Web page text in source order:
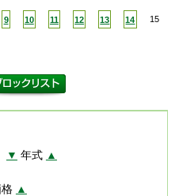
9 10 11 12 13 14 15
▼ 年式 ▲
▲